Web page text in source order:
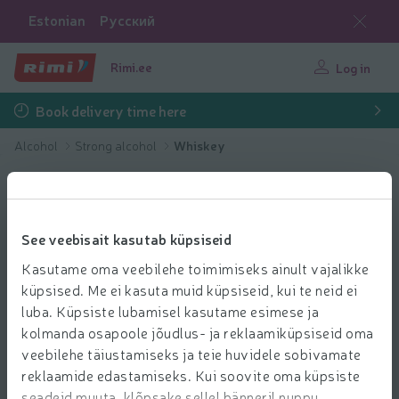
See veebisait kasutab küpsiseid
Kasutame oma veebilehe toimimiseks ainult vajalikke
küpsised. Me ei kasuta muid küpsiseid, kui te neid ei
luba. Küpsiste lubamisel kasutame esimese ja
kolmanda osapoole jõudlus- ja reklaamiküpsiseid oma
veebilehe täiustamiseks ja teie huvidele sobivamate
reklaamide edastamiseks. Kui soovite oma küpsiste
Estonian Русский
Rimi.ee Log in
Book delivery time here
Alcohol Strong alcohol Whiskey